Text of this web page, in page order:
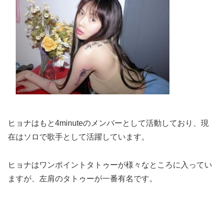
ヒョナはもと4minuteのメンバーとして活動しており、現
在はソロで歌手として活躍しています。
ヒョナはワンポイントタトゥーが様々なところに入ってい
ますが、左肩のタトゥーが一番有名です。